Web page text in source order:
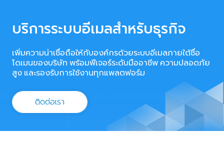
บริการระบบอีเมลสำหรับธุรกิจ
เพิ่มความน่าเชื่อถือให้กับองค์กรด้วยระบบอีเมลภายใต้ชื่อ
โดเมนของบริษัท พร้อมฟีเจอร์ระดับมืออาชีพ ความปลอดภัย
สูง และรองรับการใช้งานทุกแพลตฟอร์ม
ติดต่อเรา